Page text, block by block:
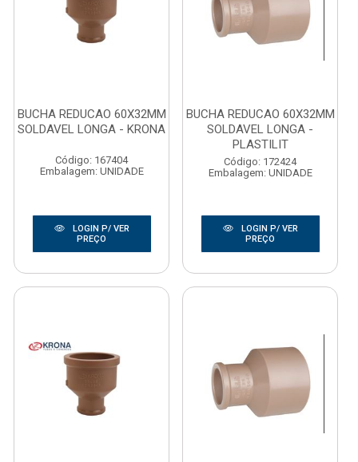
BUCHA REDUCAO 60X32MM
SOLDAVEL LONGA - KRONA
Código: 167404
Embalagem: UNIDADE
LOGIN P/ VER
PREÇO
BUCHA REDUCAO 60X32MM
SOLDAVEL LONGA -
PLASTILIT
Código: 172424
Embalagem: UNIDADE
LOGIN P/ VER
PREÇO